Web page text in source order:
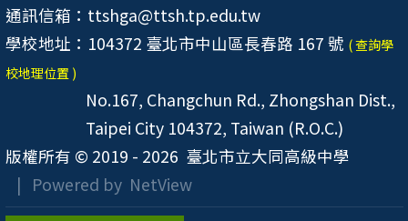
通訊信箱：ttshga@ttsh.tp.edu.tw
學校地址：104372 臺北市中山區長春路 167 號 ( 查詢學
校地理位置 )
No.167, Changchun Rd., Zhongshan Dist.,
Taipei City 104372, Taiwan (R.O.C.)
版權所有 © 2019 - 2026 臺北市立大同高級中學
| Powered by NetView